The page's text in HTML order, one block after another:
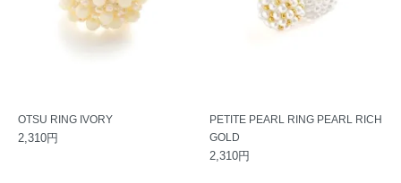
OTSU RING IVORY
2,310円
PETITE PEARL RING PEARL RICH
GOLD
2,310円